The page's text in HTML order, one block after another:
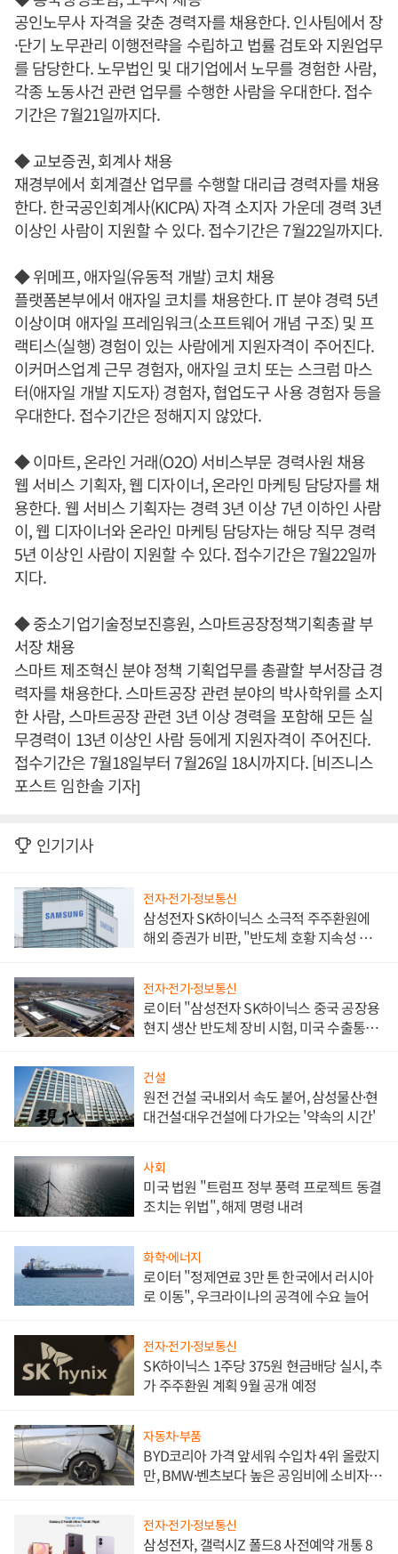
공인노무사 자격을 갖춘 경력자를 채용한다. 인사팀에서 장
·단기 노무관리 이행전략을 수립하고 법률 검토와 지원업무
를 담당한다. 노무법인 및 대기업에서 노무를 경험한 사람,
각종 노동사건 관련 업무를 수행한 사람을 우대한다. 접수
기간은 7월21일까지다.
◆ 교보증권, 회계사 채용
재경부에서 회계결산 업무를 수행할 대리급 경력자를 채용
한다. 한국공인회계사(KICPA) 자격 소지자 가운데 경력 3년
이상인 사람이 지원할 수 있다. 접수기간은 7월22일까지다.
◆ 위메프, 애자일(유동적 개발) 코치 채용
플랫폼본부에서 애자일 코치를 채용한다. IT 분야 경력 5년
이상이며 애자일 프레임워크(소프트웨어 개념 구조) 및 프
랙티스(실행) 경험이 있는 사람에게 지원자격이 주어진다.
이커머스업계 근무 경험자, 애자일 코치 또는 스크럼 마스
터(애자일 개발 지도자) 경험자, 협업도구 사용 경험자 등을
우대한다. 접수기간은 정해지지 않았다.
◆ 이마트, 온라인 거래(O2O) 서비스부문 경력사원 채용
웹 서비스 기획자, 웹 디자이너, 온라인 마케팅 담당자를 채
용한다. 웹 서비스 기획자는 경력 3년 이상 7년 이하인 사람
이, 웹 디자이너와 온라인 마케팅 담당자는 해당 직무 경력
5년 이상인 사람이 지원할 수 있다. 접수기간은 7월22일까
지다.
◆ 중소기업기술정보진흥원, 스마트공장정책기획총괄 부
서장 채용
스마트 제조혁신 분야 정책 기획업무를 총괄할 부서장급 경
력자를 채용한다. 스마트공장 관련 분야의 박사학위를 소지
한 사람, 스마트공장 관련 3년 이상 경력을 포함해 모든 실
무경력이 13년 이상인 사람 등에게 지원자격이 주어진다.
접수기간은 7월18일부터 7월26일 18시까지다. [비즈니스
포스트 임한솔 기자]
인기기사
전자·전기·정보통신
삼성전자 SK하이닉스 소극적 주주환원에
해외 증권가 비판, "반도체 호황 지속성 의
전자·전기·정보통신
로이터 "삼성전자 SK하이닉스 중국 공장용
현지 생산 반도체 장비 시험, 미국 수출통제
건설
원전 건설 국내외서 속도 붙어, 삼성물산·현
대건설·대우건설에 다가오는 '약속의 시간'
사회
미국 법원 "트럼프 정부 풍력 프로젝트 동결
조치는 위법", 해제 명령 내려
화학·에너지
로이터 "정제연료 3만 톤 한국에서 러시아
로 이동", 우크라이나의 공격에 수요 늘어
전자·전기·정보통신
SK하이닉스 1주당 375원 현금배당 실시, 추
가 주주환원 계획 9월 공개 예정
자동차·부품
BYD코리아 가격 앞세워 수입차 4위 올랐지
만, BMW·벤츠보다 높은 공임비에 소비자
전자·전기·정보통신
삼성전자, 갤럭시Z 폴드8 사전예약 개통 8